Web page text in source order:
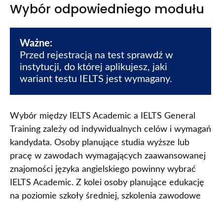
Wybór odpowiedniego modułu
Ważne:
Przed rejestracją na test sprawdź w
instytucji, do której aplikujesz, jaki
wariant testu IELTS jest wymagany.
Wybór między IELTS Academic a IELTS General
Training zależy od indywidualnych celów i wymagań
kandydata. Osoby planujące studia wyższe lub
pracę w zawodach wymagających zaawansowanej
znajomości języka angielskiego powinny wybrać
IELTS Academic. Z kolei osoby planujące edukację
na poziomie szkoły średniej, szkolenia zawodowe